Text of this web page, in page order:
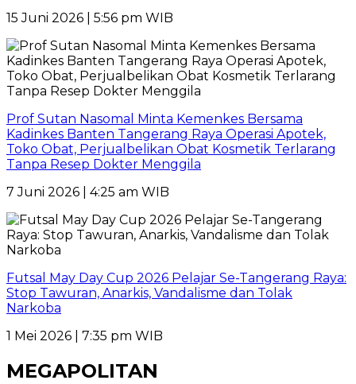
15 Juni 2026 | 5:56 pm WIB
Prof Sutan Nasomal Minta Kemenkes Bersama
Kadinkes Banten Tangerang Raya Operasi Apotek,
Toko Obat, Perjualbelikan Obat Kosmetik Terlarang
Tanpa Resep Dokter Menggila
7 Juni 2026 | 4:25 am WIB
Futsal May Day Cup 2026 Pelajar Se-Tangerang Raya:
Stop Tawuran, Anarkis, Vandalisme dan Tolak
Narkoba
1 Mei 2026 | 7:35 pm WIB
MEGAPOLITAN